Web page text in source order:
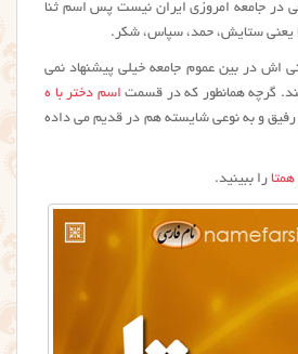
در جامعه امروزی ایران نیست پس اسم ثنا
یعنی ستایش، حمد، سپاس، شکر.
اش در بین عموم جامعه خیلی پیشنهاد نمی
گرچه همانطور که در قسمت اسم دختر با ه
و به نوعی شایسته هم در قدیم می داده
را ببینید.